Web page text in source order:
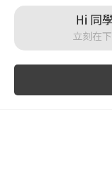
Hi 同
立刻在